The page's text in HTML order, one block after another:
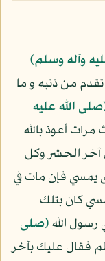
وآله وسلم)
من ذنبه و ما
الله عليه
أعوذ بالله
آخر الحشر وكل
يمسي فإن مات في
كان بتلك
رسول الله(صلى
فقال عليك بآخر